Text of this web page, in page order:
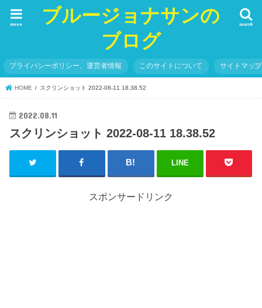
ブルージョナサンの
ブログ
search
menu
プライバシーポリシー、運営者情報 このサイトについて サイトマップ
HOME スクリンショット 2022-08-11 18.38.52
2022.08.11
スクリンショット 2022-08-11 18.38.52
LINE
スポンサードリンク